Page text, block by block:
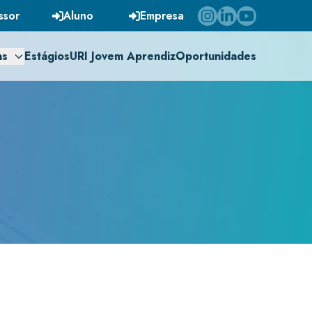
Aluno Empresa
EstágiosURI Jovem AprendizOportunidades